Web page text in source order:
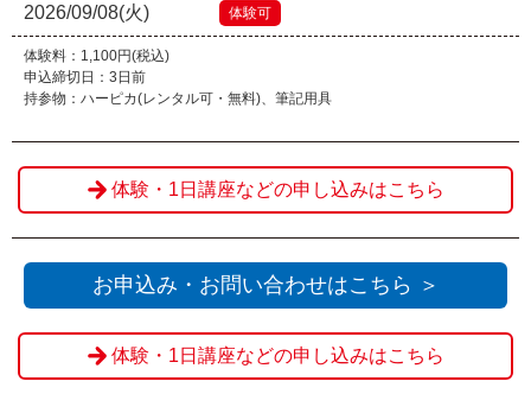
2026/09/08(火) 体験可
体験料：1,100円(税込)
申込締切日：3日前
持参物：ハーピカ(レンタル可・無料)、筆記用具
体験・1日講座などの申し込みはこちら
お申込み・お問い合わせはこちら ＞
体験・1日講座などの申し込みはこちら